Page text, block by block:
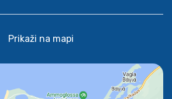
Prikaži na mapi